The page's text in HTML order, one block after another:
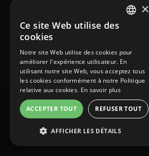
FRENCH
GERMAN
ITALIAN
SPANISH
×
Ce site Web utilise des
cookies
Notre site Web utilise des cookies pour
améliorer l'expérience utilisateur. En
utilisant notre site Web, vous acceptez tous
les cookies conformément à notre Politique
relative aux cookies. En savoir plus
ACCEPTER TOUT REFUSER TOUT
AFFICHER LES DÉTAILS